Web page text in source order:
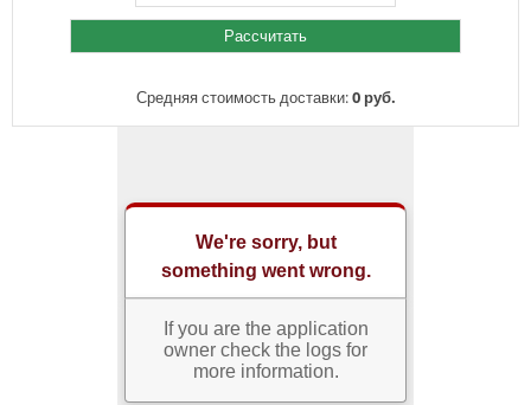
Средняя стоимость доставки:0 руб.